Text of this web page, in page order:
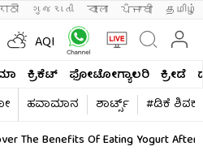
ગુજરાતી বাংলা ਪੰਜਾਬੀ தமிழ்
AQI
ಕ್ರಿಕೆಟ್​ ಫೋಟೋಗ್ಯಾಲರಿ ಕ್ರೀಡೆ
ಹವಾಮಾನ ಶಾರ್ಟ್ಸ್​
#ಡಿಕೆ
The Benefits Of Eating Yogurt After